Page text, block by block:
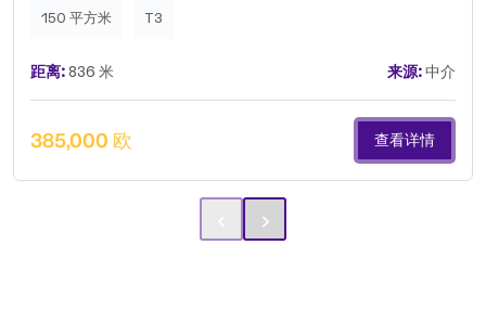
150 平方米 T3
距离:836 米 来源:中介
385,000 欧 查看详情
›